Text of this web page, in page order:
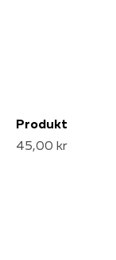
Produkt
45,00 kr